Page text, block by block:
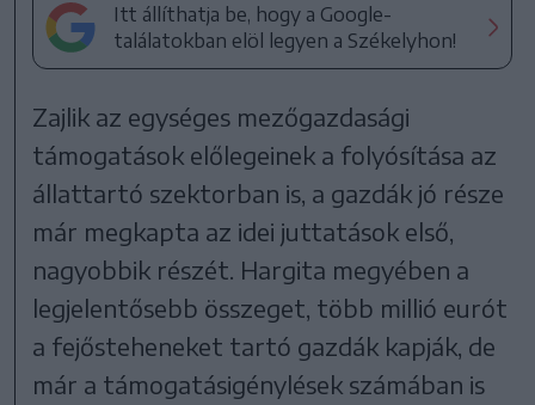
Itt állíthatja be, hogy a Google-
találatokban elöl legyen a Székelyhon!
Zajlik az egységes mezőgazdasági
támogatások előlegeinek a folyósítása az
állattartó szektorban is, a gazdák jó része
már megkapta az idei juttatások első,
nagyobbik részét. Hargita megyében a
legjelentősebb összeget, több millió eurót
a fejősteheneket tartó gazdák kapják, de
már a támogatásigénylések számában is